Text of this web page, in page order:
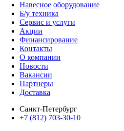
Навесное оборудование
Б/у техника
Сервис и услуги
Акции
Финансирование
Контакты
О компании
Новости
Вакансии
Партнеры
Доставка
Санкт-Петербург
+7 (812) 703-30-10